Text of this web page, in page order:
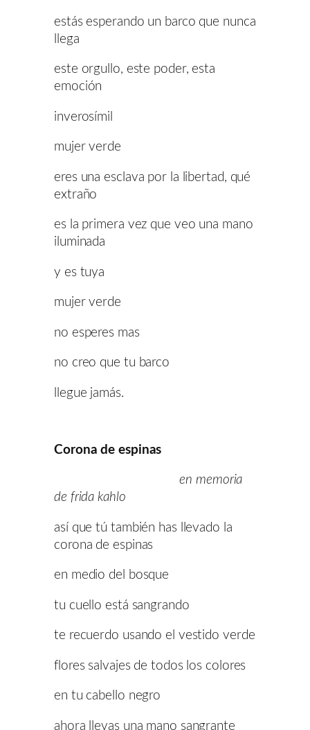
estás esperando un barco que nunca
llega
este orgullo, este poder, esta
emoción
inverosímil
mujer verde
eres una esclava por la libertad, qué
extraño
es la primera vez que veo una mano
iluminada
y es tuya
mujer verde
no esperes mas
no creo que tu barco
llegue jamás.
Corona de espinas
en memoria
de frida kahlo
así que tú también has llevado la
corona de espinas
en medio del bosque
tu cuello está sangrando
te recuerdo usando el vestido verde
flores salvajes de todos los colores
en tu cabello negro
ahora llevas una mano sangrante